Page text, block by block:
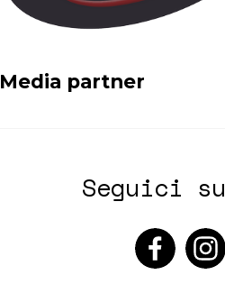
Media partner
Seguici su